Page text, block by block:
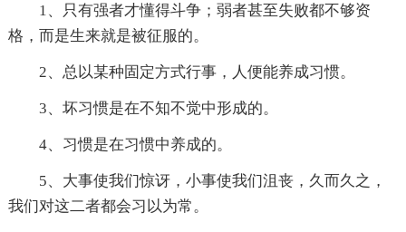
1、只有强者才懂得斗争；弱者甚至失败都不够资
格，而是生来就是被征服的。
2、总以某种固定方式行事，人便能养成习惯。
3、坏习惯是在不知不觉中形成的。
4、习惯是在习惯中养成的。
5、大事使我们惊讶，小事使我们沮丧，久而久之，
我们对这二者都会习以为常。